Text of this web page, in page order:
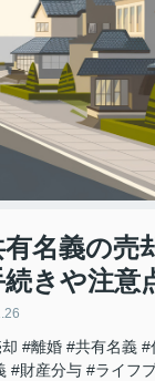
名義の売
きや注意
#離婚 #共有名義 #
#財産分与 #ライフ